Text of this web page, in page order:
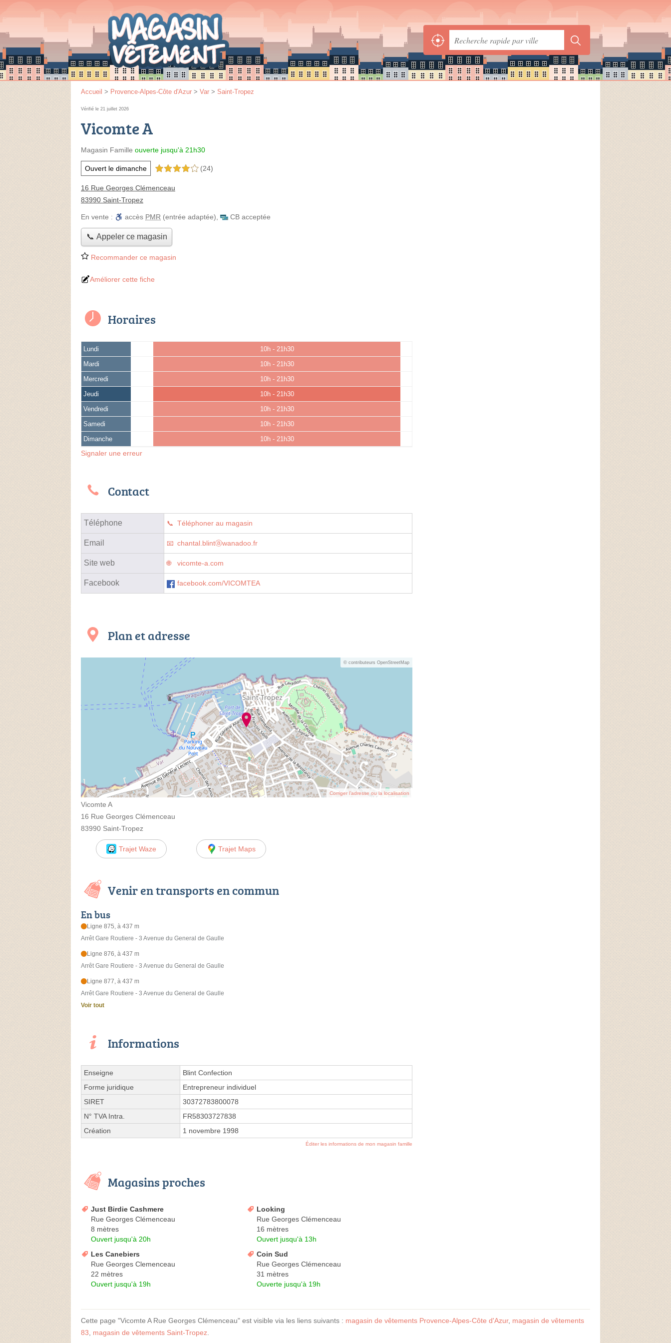
Accueil > Provence-Alpes-Côte d'Azur > Var > Saint-Tropez
Vérifié le 21 juillet 2026
Vicomte A
Magasin Famille ouverte jusqu'à 21h30
Ouvert le dimanche 4,0 étoiles sur 5 (24)
16 Rue Georges Clémenceau
83990 Saint-Tropez
En vente : accès PMR (entrée adaptée) CB acceptée
📞 Appeler ce magasin
Recommander ce magasin
Améliorer cette fiche
Horaires
Lundi 10h - 21h30
Mardi 10h - 21h30
Mercredi 10h - 21h30
Jeudi 10h - 21h30
Vendredi 10h - 21h30
Samedi 10h - 21h30
Dimanche 10h - 21h30
Signaler une erreur
Contact
Téléphone Téléphoner au magasin
Email chantal.blintⓐwanadoo.fr
Site web vicomte-a.com
Facebook facebook.com/VICOMTEA
Plan et adresse
© contributeurs OpenStreetMap
Corriger l’adresse ou la localisation
Vicomte A
16 Rue Georges Clémenceau
83990 Saint-Tropez
Trajet Waze Trajet Maps
Venir en transports en commun
En bus
Ligne 875, à 437 m
Arrêt Gare Routiere - 3 Avenue du General de Gaulle
Ligne 876, à 437 m
Arrêt Gare Routiere - 3 Avenue du General de Gaulle
Ligne 877, à 437 m
Arrêt Gare Routiere - 3 Avenue du General de Gaulle
Voir tout
Informations
Enseigne
Blint Confection
Forme juridique
Entrepreneur individuel
SIRET
30372783800078
N° TVA Intra.
FR58303727838
Création
1 novembre 1998
Éditer les informations de mon magasin famille
Magasins proches
Just Birdie Cashmere
Rue Georges Clémenceau
8 mètres
Ouvert jusqu'à 20h
Looking
Rue Georges Clémenceau
16 mètres
Ouvert jusqu'à 13h
Les Canebiers
Rue Georges Clemenceau
22 mètres
Ouvert jusqu'à 19h
Coin Sud
Rue Georges Clémenceau
31 mètres
Ouverte jusqu'à 19h
Cette page "Vicomte A Rue Georges Clémenceau" est visible via les liens suivants : magasin de vêtements Provence-Alpes-Côte d'Azur, magasin de vêtements
83
magasin de vêtements Saint-Tropez